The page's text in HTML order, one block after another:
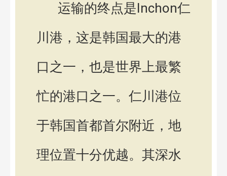
运输的终点是Inchon仁
川港，这是韩国最大的港
口之一，也是世界上最繁
忙的港口之一。仁川港位
于韩国首都首尔附近，地
理位置十分优越。其深水